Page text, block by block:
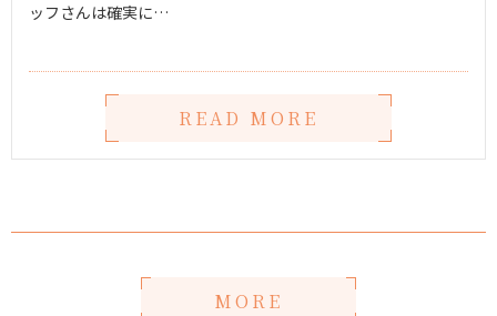
ッフさんは確実に…
READ MORE
MORE